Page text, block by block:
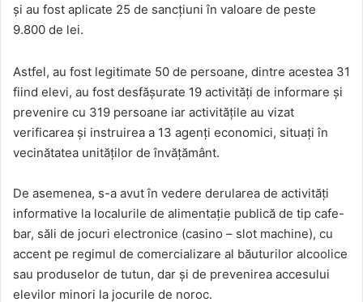
și au fost aplicate 25 de sancțiuni în valoare de peste
9.800 de lei.
Astfel, au fost legitimate 50 de persoane, dintre acestea 31
fiind elevi, au fost desfășurate 19 activități de informare și
prevenire cu 319 persoane iar activitățile au vizat
verificarea și instruirea a 13 agenți economici, situați în
vecinătatea unităților de învățământ.
De asemenea, s-a avut în vedere derularea de activități
informative la localurile de alimentație publică de tip cafe-
bar, săli de jocuri electronice (casino – slot machine), cu
accent pe regimul de comercializare al băuturilor alcoolice
sau produselor de tutun, dar și de prevenirea accesului
elevilor minori la jocurile de noroc.